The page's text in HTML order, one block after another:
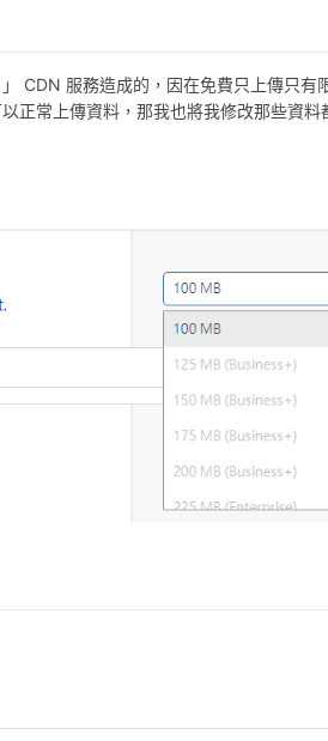
CDN 服務造成的，因在免費只上傳只有
正常上傳資料，那我也將我修改那些資料